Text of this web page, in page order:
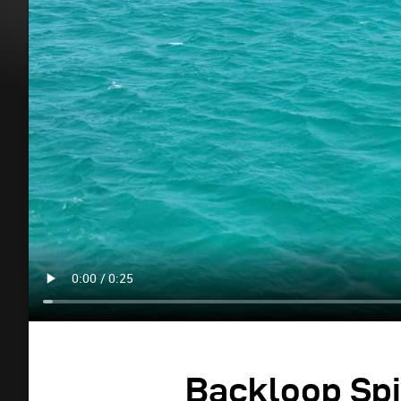
Backloop